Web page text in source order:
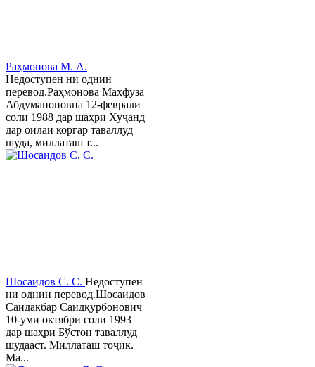
Раҳмонова М. А.
Недоступен ни однин
перевод.Раҳмонова Маҳфуза
Абдуманоновна 12-феврали
соли 1988 дар шаҳри Хуҷанд
дар оилаи коргар таваллуд
шуда, миллаташ т...
Шосаидов С. С. Недоступен
ни однин перевод.Шосаидов
Саидакбар Саидқурбонович
10-уми октябри соли 1993
дар шаҳри Бўстон таваллуд
шудааст. Миллаташ тоҷик.
Ма...